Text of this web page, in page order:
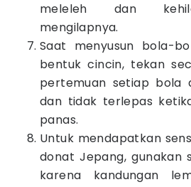
meleleh dan
mengilapnya.
Saat menyusun bola-
bentuk cincin, tekan
pertemuan setiap bola
dan tidak terlepas
panas.
Untuk mendapatkan
donat Jepang, gunakan
karena kandungan